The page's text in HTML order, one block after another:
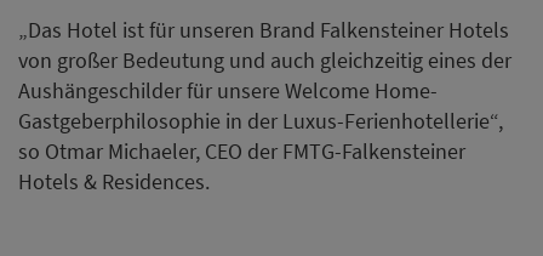
„Das Hotel ist für unseren Brand Falkensteiner Hotels
von großer Bedeutung und auch gleichzeitig eines der
Aushängeschilder für unsere Welcome Home-
Gastgeberphilosophie in der Luxus-Ferienhotellerie“,
so Otmar Michaeler, CEO der FMTG-Falkensteiner
Hotels & Residences.